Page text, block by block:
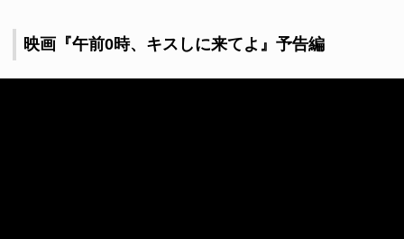
映画『午前0時、キスしに来てよ』予告編